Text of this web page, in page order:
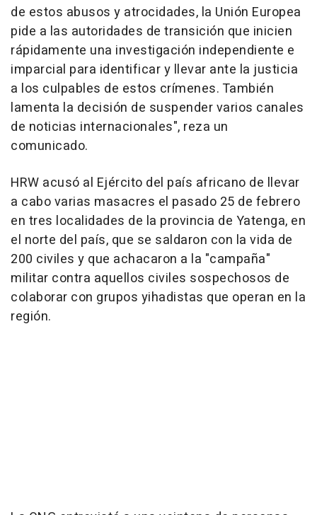
de estos abusos y atrocidades, la Unión Europea
pide a las autoridades de transición que inicien
rápidamente una investigación independiente e
imparcial para identificar y llevar ante la justicia
a los culpables de estos crímenes. También
lamenta la decisión de suspender varios canales
de noticias internacionales", reza un
comunicado.
HRW acusó al Ejército del país africano de llevar
a cabo varias masacres el pasado 25 de febrero
en tres localidades de la provincia de Yatenga, en
el norte del país, que se saldaron con la vida de
200 civiles y que achacaron a la "campaña"
militar contra aquellos civiles sospechosos de
colaborar con grupos yihadistas que operan en la
región.